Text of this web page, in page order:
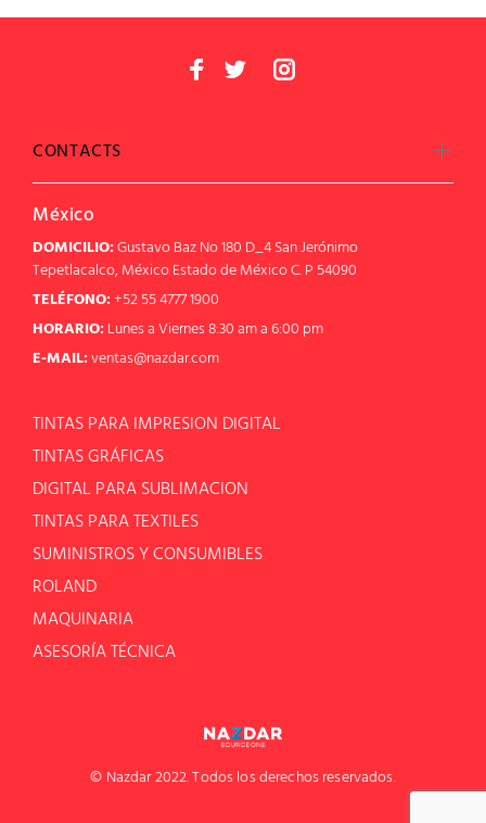
CONTACTS
México
DOMICILIO:Gustavo Baz No 180 D_4 San Jerónimo
Tepetlacalco, México Estado de México C. P 54090
TELÉFONO:+52 55 4777 1900
HORARIO: Lunes a Viernes 8:30 am a 6:00 pm
E-MAIL:ventas@nazdar.com
TINTAS PARA IMPRESION DIGITAL
TINTAS GRÁFICAS
DIGITAL PARA SUBLIMACION
TINTAS PARA TEXTILES
SUMINISTROS Y CONSUMIBLES
ROLAND
MAQUINARIA
ASESORÍA TÉCNICA
© Nazdar 2022. Todos los derechos reservados.